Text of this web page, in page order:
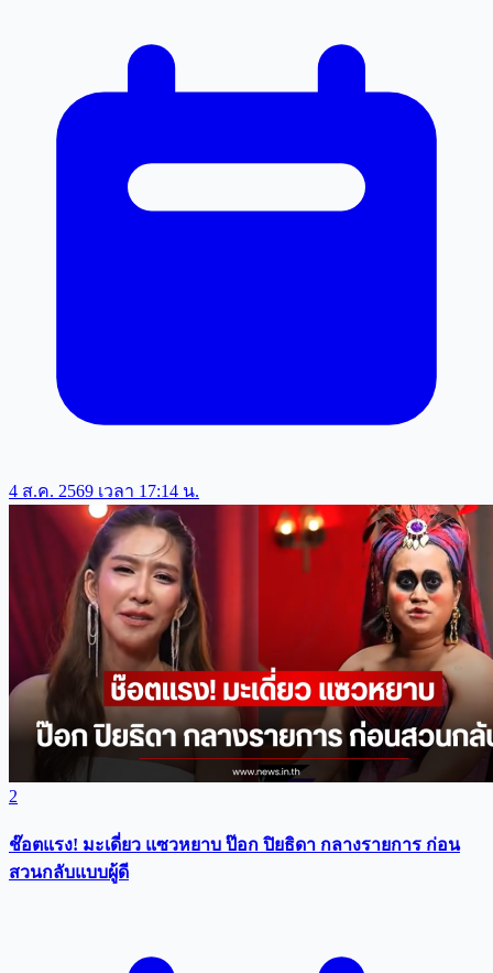
4 ส.ค. 2569 เวลา 17:14 น.
2
ช๊อตแรง! มะเดี่ยว แซวหยาบ ป๊อก ปิยธิดา กลางรายการ ก่อน
สวนกลับแบบผู้ดี